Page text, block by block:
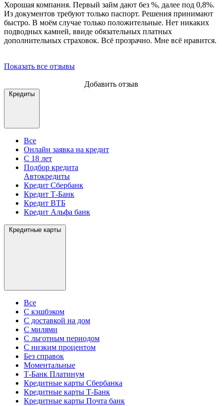
Хорошая компания. Первый займ дают без %, далее под 0,8%.
Из документов требуют только паспорт. Решения принимают
быстро. В моём случае только положительные. Нет никаких
подводных камней, ввиде обязательных платных
дополнительных страховок. Всё прозрачно. Мне всё нравится.
Показать все отзывы
Добавить отзыв
Кредиты
Все
Онлайн заявка на кредит
С 18 лет
Подбор кредита
Автокредиты
Кредит Сбербанк
Кредит Т-Банк
Кредит ВТБ
Кредит Альфа банк
Кредитные карты
Все
С кэшбэком
С доставкой на дом
С милями
С льготным периодом
С низким процентом
Без справок
Моментальные
Т-Банк Платинум
Кредитные карты Сбербанка
Кредитные карты Т-Банк
Кредитные карты Почта банк